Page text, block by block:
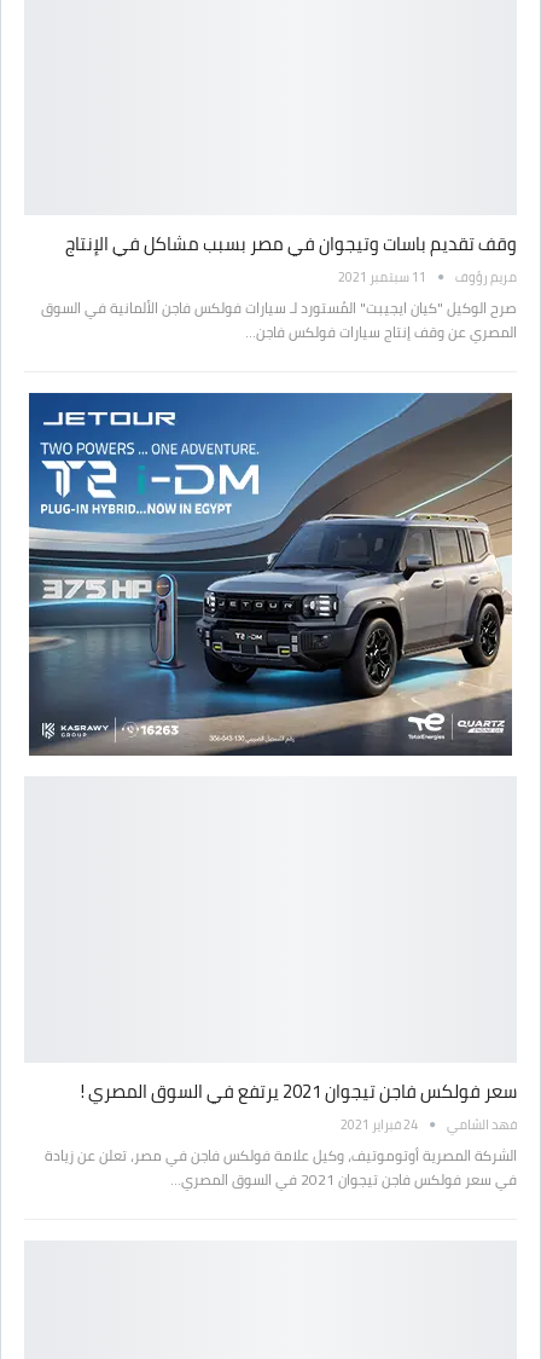
وقف تقديم باسات وتيجوان في مصر بسبب مشاكل في الإنتاج
مريم رؤوف 11 سبتمبر 2021
صرح الوكيل "كيان ايجيبت" المُستورد لـ سيارات فولكس فاجن الألمانية في السوق
المصري عن وقف إنتاج سيارات فولكس فاجن…
سعر فولكس فاجن تيجوان 2021 يرتفع في السوق المصري !
فهد الشامي 24 فبراير 2021
الشركة المصرية أوتوموتيف، وكيل علامة فولكس فاجن في مصر، تعلن عن زيادة
في سعر فولكس فاجن تيجوان 2021 في السوق المصري…